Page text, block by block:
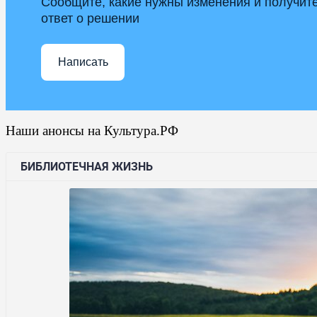
ответ о решении
Написать
Наши анонсы на Культура.РФ